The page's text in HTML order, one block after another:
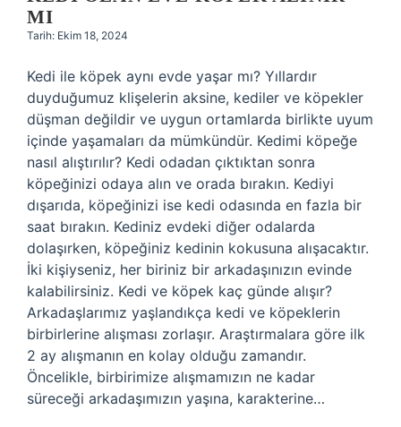
MI
Tarih: Ekim 18, 2024
Kedi ile köpek aynı evde yaşar mı? Yıllardır
duyduğumuz klişelerin aksine, kediler ve köpekler
düşman değildir ve uygun ortamlarda birlikte uyum
içinde yaşamaları da mümkündür. Kedimi köpeğe
nasıl alıştırılır? Kedi odadan çıktıktan sonra
köpeğinizi odaya alın ve orada bırakın. Kediyi
dışarıda, köpeğinizi ise kedi odasında en fazla bir
saat bırakın. Kediniz evdeki diğer odalarda
dolaşırken, köpeğiniz kedinin kokusuna alışacaktır.
İki kişiyseniz, her biriniz bir arkadaşınızın evinde
kalabilirsiniz. Kedi ve köpek kaç günde alışır?
Arkadaşlarımız yaşlandıkça kedi ve köpeklerin
birbirlerine alışması zorlaşır. Araştırmalara göre ilk
2 ay alışmanın en kolay olduğu zamandır.
Öncelikle, birbirimize alışmamızın ne kadar
süreceği arkadaşımızın yaşına, karakterine…